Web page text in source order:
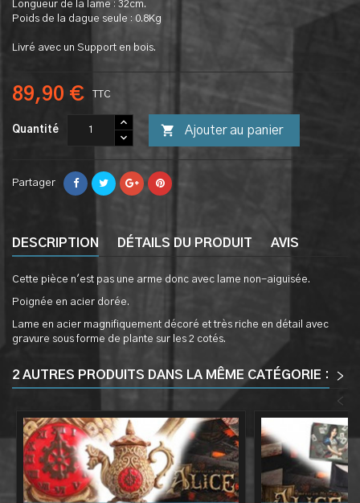
Longueur de la lame : 32cm.
Poids de la dague seule : 0.8Kg
Livré avec un Support en bois.
89,90 € TTC
Quantité  Ajouter au panier
Partager
DESCRIPTION DÉTAILS DU PRODUIT AVIS
Cette pièce n'est pas une arme donc avec lame non-aiguisée.
Poignée en acier dorée.
Lame en acier magnifiquement décoré et très riche en détail avec
gravure sous forme de plante sur les 2 cotés.
2 AUTRES PRODUITS DANS LA MÊME CATÉGORIE :
>
<